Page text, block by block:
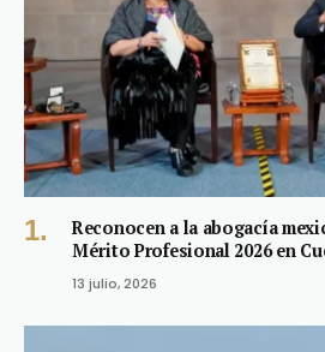
Reconocen a la abogacía
Mérito Profesional 2026 en
13 julio, 2026